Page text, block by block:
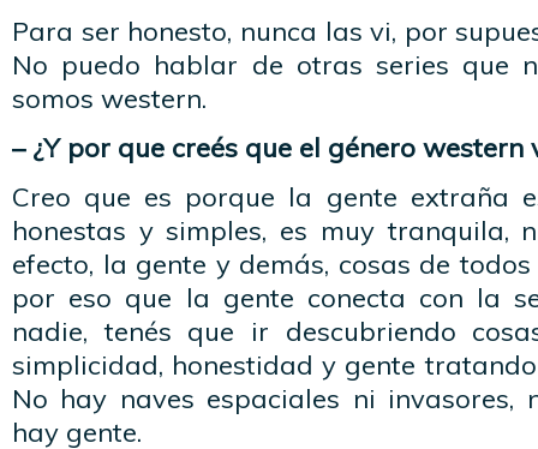
Para ser honesto, nunca las vi, por
No puedo hablar de otras series que
somos western.
– ¿Y por que creés que el género
Creo que es porque la gente extraña
honestas y simples, es muy tranquila,
efecto, la gente y demás, cosas de
por eso que la gente conecta con la
nadie, tenés que ir descubriendo
simplicidad, honestidad y gente
No hay naves espaciales ni invasores,
hay gente.